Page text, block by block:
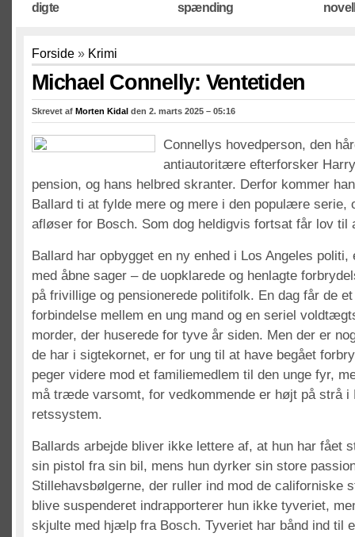
digte spænding
Forside » Krimi
Michael Connelly: Ventetiden
Skrevet af Morten Kidal den 2. marts 2025 – 05:16
Connellys hovedperson, den
antiautoritære efterforsker
pension, og hans helbred skranter. Derfor kommer
Ballard ti at fylde mere og mere i den populære serie,
afløser for Bosch. Som dog heldigvis fortsat får lov til
Ballard har opbygget en ny enhed i Los Angeles politi,
med åbne sager – de uopklarede og henlagte
på frivillige og pensionerede politifolk. En dag får de
forbindelse mellem en ung mand og en seriel
morder, der huserede for tyve år siden. Men der er
de har i sigtekornet, er for ung til at have begået
peger videre mod et familiemedlem til den unge fyr,
må træde varsomt, for vedkommende er højt på strå i
retssystem.
Ballards arbejde bliver ikke lettere af, at hun har fået
sin pistol fra sin bil, mens hun dyrker sin store
Stillehavsbølgerne, der ruller ind mod de californiske
blive suspenderet indrapporterer hun ikke tyveriet,
skjulte med hjælp fra Bosch. Tyveriet har bånd ind til